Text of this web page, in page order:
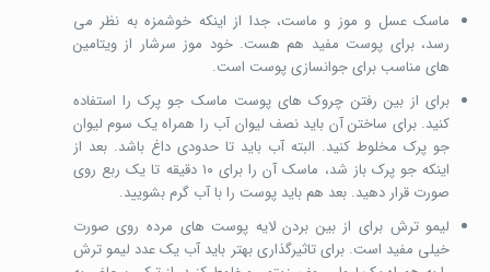
ماسک عسل و موز و ماست، جدا از اینکه خوشمزه به نظر می
رسد، برای پوست مفید هم هست. خود موز سرشار از ویتامین
های مناسب برای جوانسازی پوست است.
برای از بین رفتن چروک های پوست ماسک جو پرک را استفاده
کنید. برای ساختن آن باید نصف لیوان آب را همراه یک سوم لیوان
جو پرک مخلوط کنید. البته آب باید تا حدودی داغ باشد. بعد از
اینکه جو پرک باز شد، ماسک آن را برای ۱۰ دقیقه تا یک ربع روی
صورت قرار دهید. بعد هم باید پوست را با آب گرم بشویید.
لیمو ترش برای از بین بردن لایه پوست های مرده روی صورت
خیلی مفید است. برای تاثیرگذاری بهتر باید آب یک عدد لیمو ترش